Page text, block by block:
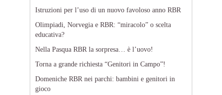
Istruzioni per l’uso di un nuovo favoloso anno RBR
Olimpiadi, Norvegia e RBR: “miracolo” o scelta
educativa?
Nella Pasqua RBR la sorpresa… è l’uovo!
Torna a grande richiesta “Genitori in Campo”!
Domeniche RBR nei parchi: bambini e genitori in
gioco